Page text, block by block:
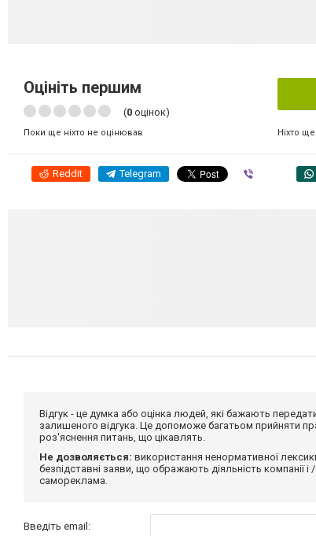
Оцініть першим
(0 оцінок)
Поки ще ніхто не оцінював Ніхто
Reddit Telegram
Відгук - це думка або оцінка людей, які бажають
залишеного відгука. Це допоможе багатьом прийняти
роз'яснення питань, що цікавлять.
Не дозволяється: використання ненормативної
безпідставні заяви, що ображають діяльність компанії
самореклама.
Введіть email: